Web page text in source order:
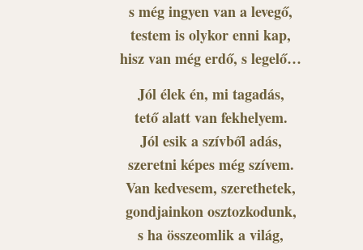
s még ingyen van a levegő,
testem is olykor enni kap,
hisz van még erdő, s legelő…
Jól élek én, mi tagadás,
tető alatt van fekhelyem.
Jól esik a szívből adás,
szeretni képes még szívem.
Van kedvesem, szerethetek,
gondjainkon osztozkodunk,
s ha összeomlik a világ,